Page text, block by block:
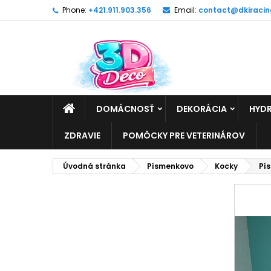
Phone: +421.911.903.356 Email:
DOMÁCNOSŤ DEKORÁCIA
ZDRAVIE POMÔCKY PRE VETERINÁROV
Úvodná stránka Písmenkovo Kocky